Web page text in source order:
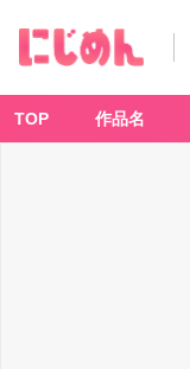
TOP 作品名